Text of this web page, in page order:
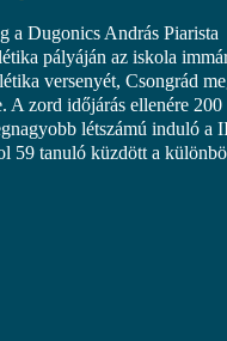
a Dugonics András Piarista
pályáján az iskola
versenyét, Csongrád
A zord időjárás ellenére 200
létszámú induló a
59 tanuló küzdött a